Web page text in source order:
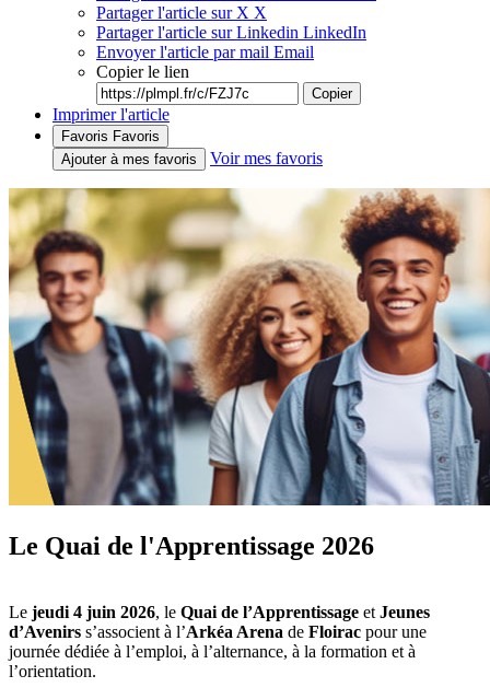
Partager l'article sur X X
Partager l'article sur Linkedin LinkedIn
Envoyer l'article par mail Email
Copier le lien
Copier
Imprimer l'article
Favoris Favoris
Ajouter à mes favoris
Voir mes favoris
Le Quai de l'Apprentissage 2026
Le jeudi 4 juin 2026, le Quai de l’Apprentissage et Jeunes
d’Avenirs s’associent à l’Arkéa Arena de Floirac pour une
journée dédiée à l’emploi, à l’alternance, à la formation et à
l’orientation.